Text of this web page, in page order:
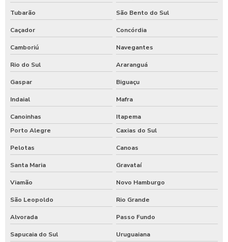
Tubarão São Bento do Sul
Caçador Concórdia
Camboriú Navegantes
Rio do Sul Araranguá
Gaspar Biguaçu
Indaial Mafra
Canoinhas
Itapema
Porto Alegre
Caxias do Sul
Pelotas Canoas
Santa Maria Gravataí
Viamão Novo Hamburgo
São Leopoldo Rio Grande
Alvorada Passo Fundo
Sapucaia do Sul Uruguaiana